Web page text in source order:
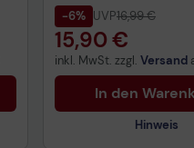
-6% UVP16,99 €
15,90 €
inkl. MwSt. zzgl. Versand
In den
Hinweis